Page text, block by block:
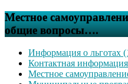
Местное
общие вопросы….
Информация о льготах
Контактная
Местное